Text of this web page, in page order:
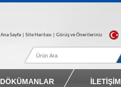
Ana Sayfa| Site Haritası | Görüş ve Önerileriniz
DÖKÜMANLAR İLETİŞİM